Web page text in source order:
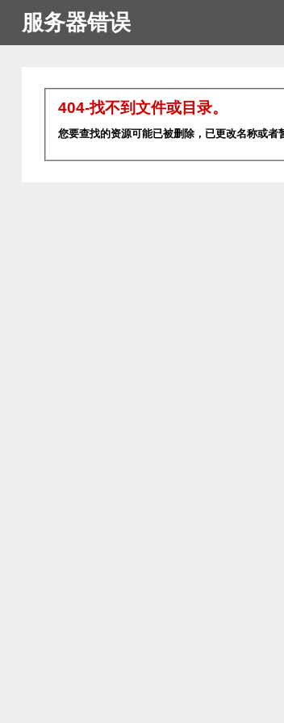
服务器错误
404-找不到文件或目录。
您要查找的资源可能已被删除，已更改名称或者